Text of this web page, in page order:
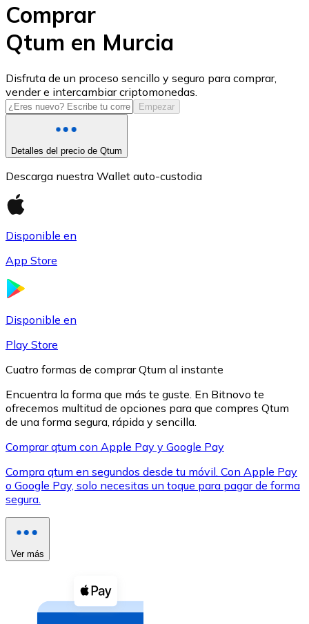
USD Coin
USDC
XRP
XRP
Ver todo
Compra criptomonedas con efectivo en tu tienda más
Comprar
Qtum en Murcia
Disfruta de un proceso sencillo y seguro para comprar,
vender e intercambiar criptomonedas.
Empezar
Detalles del precio de Qtum
Descarga nuestra Wallet auto-custodia
Disponible en
App Store
Disponible en
Play Store
Cuatro formas de comprar Qtum al instante
Encuentra la forma que más te guste. En Bitnovo te
ofrecemos multitud de opciones para que compres Qtum
de una forma segura, rápida y sencilla.
Comprar qtum con Apple Pay y Google Pay
Compra qtum en segundos desde tu móvil. Con Apple Pay
o Google Pay, solo necesitas un toque para pagar de forma
segura.
Ver más